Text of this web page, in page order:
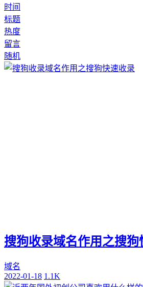
时间
标题
热度
留言
随机
搜狗收录域名作用之搜狗
域名
2022-01-18 1.1K